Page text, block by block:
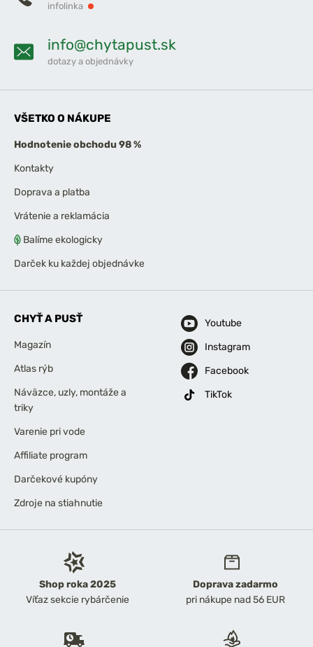
Shop roka 2025
Víťaz sekcie rybárčenie
Doprava zadarmo
pri nákupe nad 56 EUR
infolinka
info@chytapust.sk
dotazy a objednávky
VŠETKO O NÁKUPE
Hodnotenie obchodu 98 %
Kontakty
Doprava a platba
Vrátenie a reklamácia
Balíme ekologicky
Darček ku každej objednávke
CHYŤ A PUSŤ
Magazín
Atlas rýb
Náväzce, uzly, montáže a
triky
Varenie pri vode
Affiliate program
Darčekové kupóny
Zdroje na stiahnutie
Youtube
Instagram
Facebook
TikTok